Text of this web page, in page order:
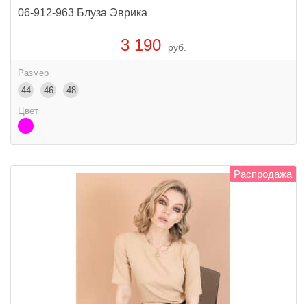
06-912-963 Блуза Эврика
3 190 руб.
Размер
44
46
48
Цвет
Распродажа